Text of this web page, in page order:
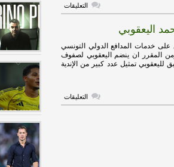
التعليقاتعلى
منتخب
ليبيا
في
تصفيات
اليعقوبي
خدمات المدافع الدولي التونسي
المقرر ان ينضم اليعقوبي لصفوف
لليعقوبي تمثيل عدد كبير من الإندية
التعليقاتعلى
الفتح